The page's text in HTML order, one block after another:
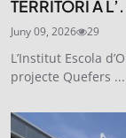
TERRITORI A
Juny 09, 2026 29
L’Institut Escola
projecte Quefers ...